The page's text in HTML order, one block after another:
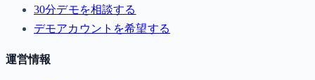
30分デモを相談する
デモアカウントを希望する
運営情報